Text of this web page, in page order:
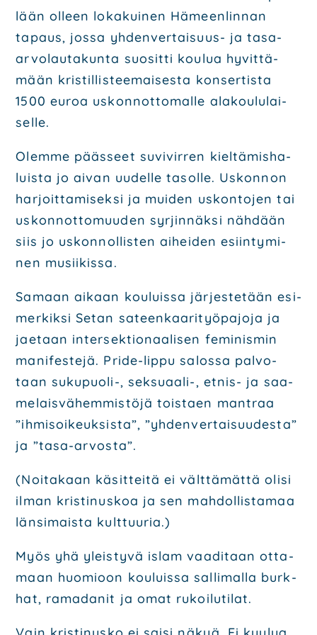
lään olleen loka­kui­nen Hämeen­lin­nan
tapaus, jos­sa yhden­ver­tai­suus- ja tasa-
arvo­lau­ta­kun­ta suo­sit­ti kou­lua hyvit­tä­
mään kris­til­lis­tee­mai­ses­ta kon­ser­tis­ta
1500 euroa uskonn­ot­to­mal­le ala­kou­lu­lai­
sel­le.
Olem­me pääs­seet suvi­vir­ren kiel­tä­mis­ha­
luis­ta jo aivan uudel­le tasol­le. Uskon­non
har­joit­ta­mi­sek­si ja mui­den uskon­to­jen tai
uskonn­ot­to­muu­den syr­jin­näk­si näh­dään
siis jo uskon­nol­lis­ten aihei­den esiin­ty­mi­
nen musii­kis­sa.
Samaan aikaan kou­luis­sa jär­jes­te­tään esi­
mer­kik­si Setan sateen­kaa­ri­työ­pa­jo­ja ja
jae­taan inter­sek­tio­naa­li­sen femi­nis­min
mani­fes­te­jä. Pri­de-lip­pu salos­sa pal­vo­
taan suku­puo­li-, sek­su­aa­li-, etnis- ja saa­
me­lais­vä­hem­mis­tö­jä tois­taen mant­raa
”ihmi­soi­keuk­sis­ta”, ”yhden­ver­tai­suu­des­ta”
ja ”tasa-arvos­ta”.
(Noi­ta­kaan käsit­tei­tä ei vält­tä­mät­tä oli­si
ilman kris­ti­nus­koa ja sen mah­dol­lis­ta­maa
län­si­mais­ta kult­tuu­ria.)
Myös yhä yleis­ty­vä islam vaa­di­taan otta­
maan huo­mioon kou­luis­sa sal­li­mal­la burk­
hat, rama­da­nit ja omat rukoi­lu­ti­lat.